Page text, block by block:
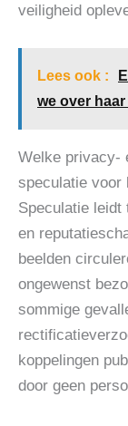
veiligheid
Lees ook :
we over
Welke privacy-
speculatie voor
Speculatie
en
beelden
ongewenst
sommige
koppelingen
door geen